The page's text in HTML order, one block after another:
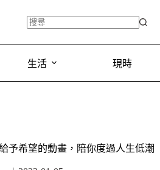
生活 現時
予希望的動畫，陪你度過人生低潮